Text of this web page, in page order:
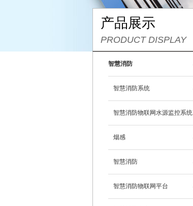
产品展示
PRODUCT DISPLAY
智慧消防
智慧消防系统
智慧消防物联网水源监控系统
烟感
智慧消防
智慧消防物联网平台